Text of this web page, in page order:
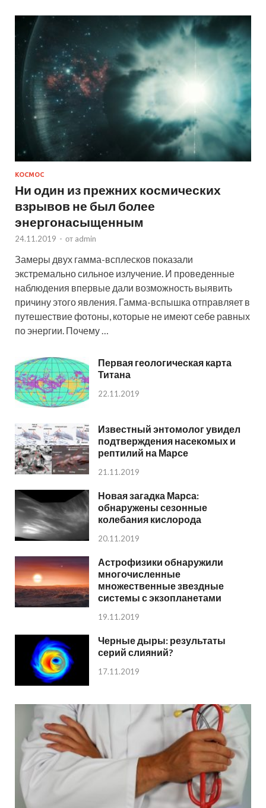
КОСМОС
Ни один из прежних космических
взрывов не был более
энергонасыщенным
24.11.2019 - от admin
Замеры двух гамма-всплесков показали
экстремально сильное излучение. И проведенные
наблюдения впервые дали возможность выявить
причину этого явления. Гамма-вспышка отправляет в
путешествие фотоны, которые не имеют себе равных
по энергии. Почему …
Первая геологическая карта
Титана
22.11.2019
Известный энтомолог увидел
подтверждения насекомых и
рептилий на Марсе
21.11.2019
Новая загадка Марса:
обнаружены сезонные
колебания кислорода
20.11.2019
Астрофизики обнаружили
многочисленные
множественные звездные
системы с экзопланетами
19.11.2019
Черные дыры: результаты
серий слияний?
17.11.2019